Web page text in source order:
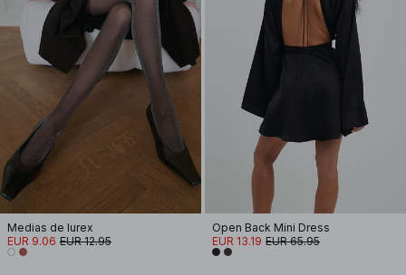
Medias de lurex
EUR 9.06 EUR 12.95
Open Back Mini Dress
EUR 13.19 EUR 65.95